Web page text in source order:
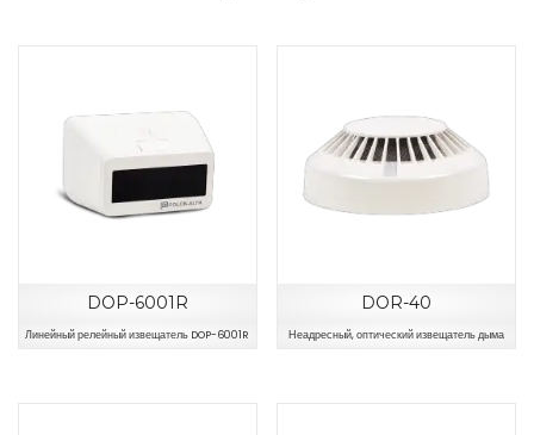
DOP-6001R
Линейный релейный извещатель DOP-6001R
DOR-40
Неадресный, оптический извещатель дыма